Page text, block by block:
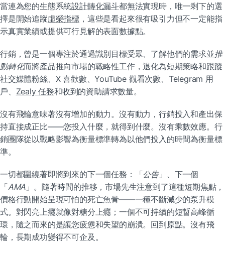
當連為您的生態系統設計轉化漏斗都無法實現時，唯一剩下的選
擇是開始追蹤虛榮指標 ，這些是看起來很有吸引力但不一定能指
示真實業績或提供可行見解的表面數據點。
行銷，曾是一個專注於通過識別目標受眾、了解他們的需求並推
動轉化而將產品推向市場的戰略性工作，退化為短期策略和跟蹤
社交媒體粉絲、X 喜歡數、YouTube 觀看次數、Telegram 用
戶、 Zealy 任務和收到的資助請求數量。
沒有飛輪意味著沒有增加的動力。沒有動力，行銷投入和產出保
持直接成正比——您投入什麼，就得到什麼。沒有乘數效應。行
銷團隊從以戰略影響為衡量標準轉為以他們投入的時間為衡量標
準。
一切都圍繞著即將到來的下一個任務：「公告」、下一個
「AMA 」。隨著時間的推移，市場先生注意到了這種短期焦點，
價格行動開始呈現可怕的死亡魚骨——一種不斷減少的泵升模
式。對閃亮上癮就像對糖分上癮；一個不可持續的短暫高峰循
環，隨之而來的是讓您疲憊和失望的崩潰。回到原點。沒有飛
輪，長期成功變得不可企及。